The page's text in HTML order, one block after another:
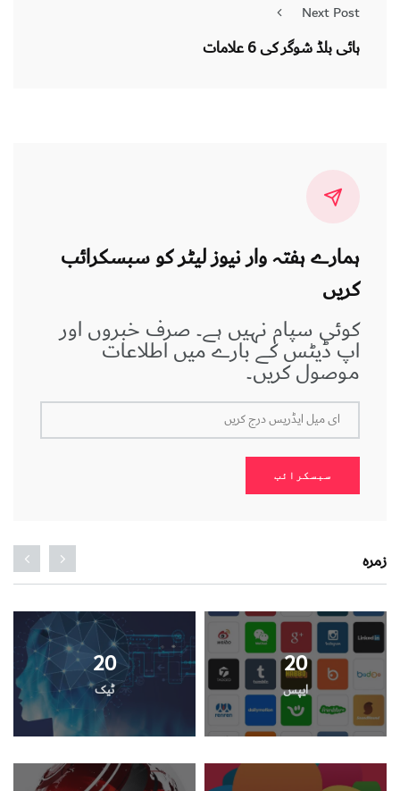
Next Post
ہائی بلڈ شوگر کی 6 علامات
ہمارے ہفتہ وار نیوز لیٹر کو سبسکرائب
کریں
کوئی سپام نہیں ہے۔ صرف خبروں اور
اپ ڈیٹس کے بارے میں اطلاعات
موصول کریں۔
ای میل ایڈریس درج کریں
سبسکرائب
زمره
20
ایپس
20
ٹیک